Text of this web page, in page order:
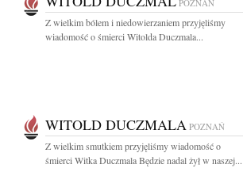
POZNAŃ
Z wielkim bólem i niedowierzaniem przyjęliśmy
wiadomość o śmierci Witolda Duczmala...
WITOLD DUCZMALA POZNAŃ
Z wielkim smutkiem przyjęliśmy wiadomość o
śmierci Witka Duczmala Będzie nadal żył w naszej...